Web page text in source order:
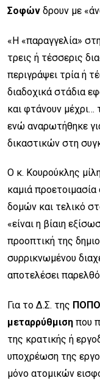
Σοφών δρουν με
«Η «παραγγελία»
τρεις ή τέσσερις
περιγράψει τρία ή
διαδοχικά στάδια
και φτάνουν
ενώ αναρωτήθηκε
δικαστικών στη
Ο κ. Κουρούκλης
καμιά
δομών και τελικό
«είναι η βίαιη
προοπτική της
συρρικνωμένου
αποτελέσει
Για το Δ.Σ. της
μεταρρύθμιση που
της κρατικής ή
υποχρέωση της
μόνο ατομικών